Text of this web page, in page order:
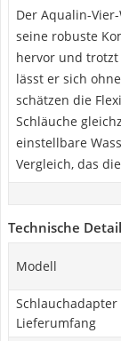
Der Aqualin-
seine robuste
hervor und
lässt er sich
schätzen die
Schläuche
einstellbare
Vergleich, das
Technische
Modell
Schlauchadapter
Lieferumfang